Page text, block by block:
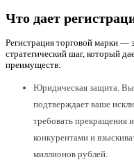
Что дает
Регистрация торговой марки —
стратегический шаг, который
преимуществ:
Юридическая защита. Вы
подтверждает ваше
требовать прекращения
конкурентами и
миллионов рублей.